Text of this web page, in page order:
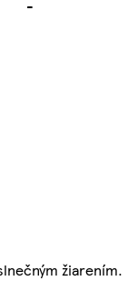
-
žiarením.